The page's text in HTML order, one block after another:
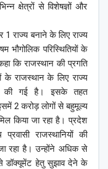
क्षेत्रों से विशेषज्ञों और
1 राज्य बनाने के लिए राज्य
परिस्थितियों के
कि राजस्थान की प्रगति
राजस्थान के लिए राज्य
की गई है। इसके तहत
2 करोड़ लोगों से बहुमूल्य
किया जा रहा है। प्रदेश
राजस्थानियों की
रहा है। उन्होंने अधिक से
डॉक्यूमेंट हेतु सुझाव देने के